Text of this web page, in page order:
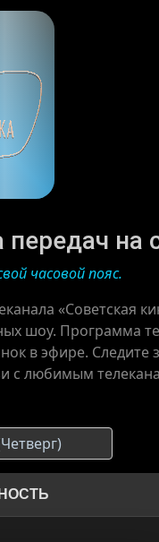
на
часовой пояс.
«Советская
шоу. Программа
в эфире.
с любимым